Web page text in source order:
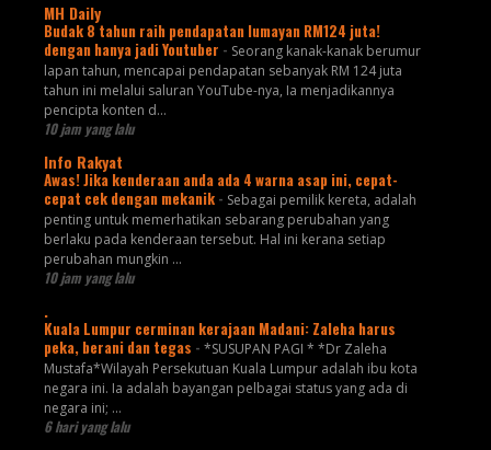
MH Daily
Budak 8 tahun raih pendapatan lumayan RM124 juta!
dengan hanya jadi Youtuber - Seorang kanak-kanak berumur
lapan tahun, mencapai pendapatan sebanyak RM 124 juta
tahun ini melalui saluran YouTube-nya, Ia menjadikannya
pencipta konten d...
10 jam yang lalu
Info Rakyat
Awas! Jika kenderaan anda ada 4 warna asap ini, cepat-
cepat cek dengan mekanik - Sebagai pemilik kereta, adalah
penting untuk memerhatikan sebarang perubahan yang
berlaku pada kenderaan tersebut. Hal ini kerana setiap
perubahan mungkin ...
10 jam yang lalu
.
Kuala Lumpur cerminan kerajaan Madani: Zaleha harus
peka, berani dan tegas - *SUSUPAN PAGI * *Dr Zaleha
Mustafa*Wilayah Persekutuan Kuala Lumpur adalah ibu kota
negara ini. Ia adalah bayangan pelbagai status yang ada di
negara ini; ...
6 hari yang lalu